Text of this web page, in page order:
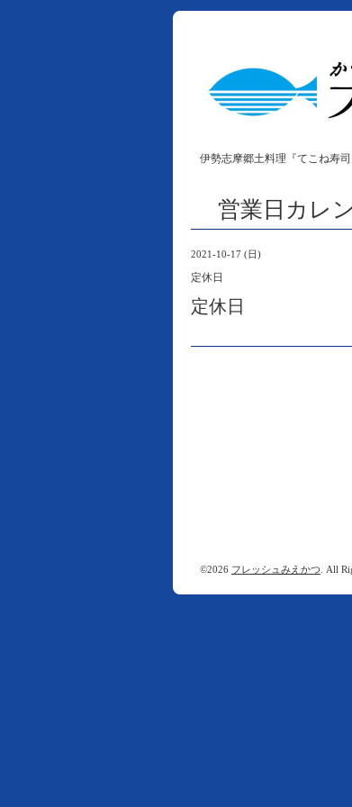
伊勢志摩郷土料理『てこね寿
営業日カレ
2021-10-17 (日)
定休日
定休日
©2026 フレッシュみえかつ . All